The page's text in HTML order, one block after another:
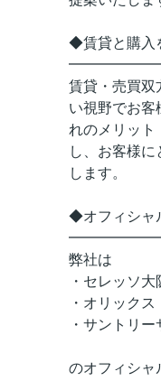
◆賃貸と購入
賃貸・売買双
い視野でお客
れのメリット
し、お客様
します。
◆オフィシャ
弊社は
・セレッソ大
・オリック
・サントリ
のオフィシャ